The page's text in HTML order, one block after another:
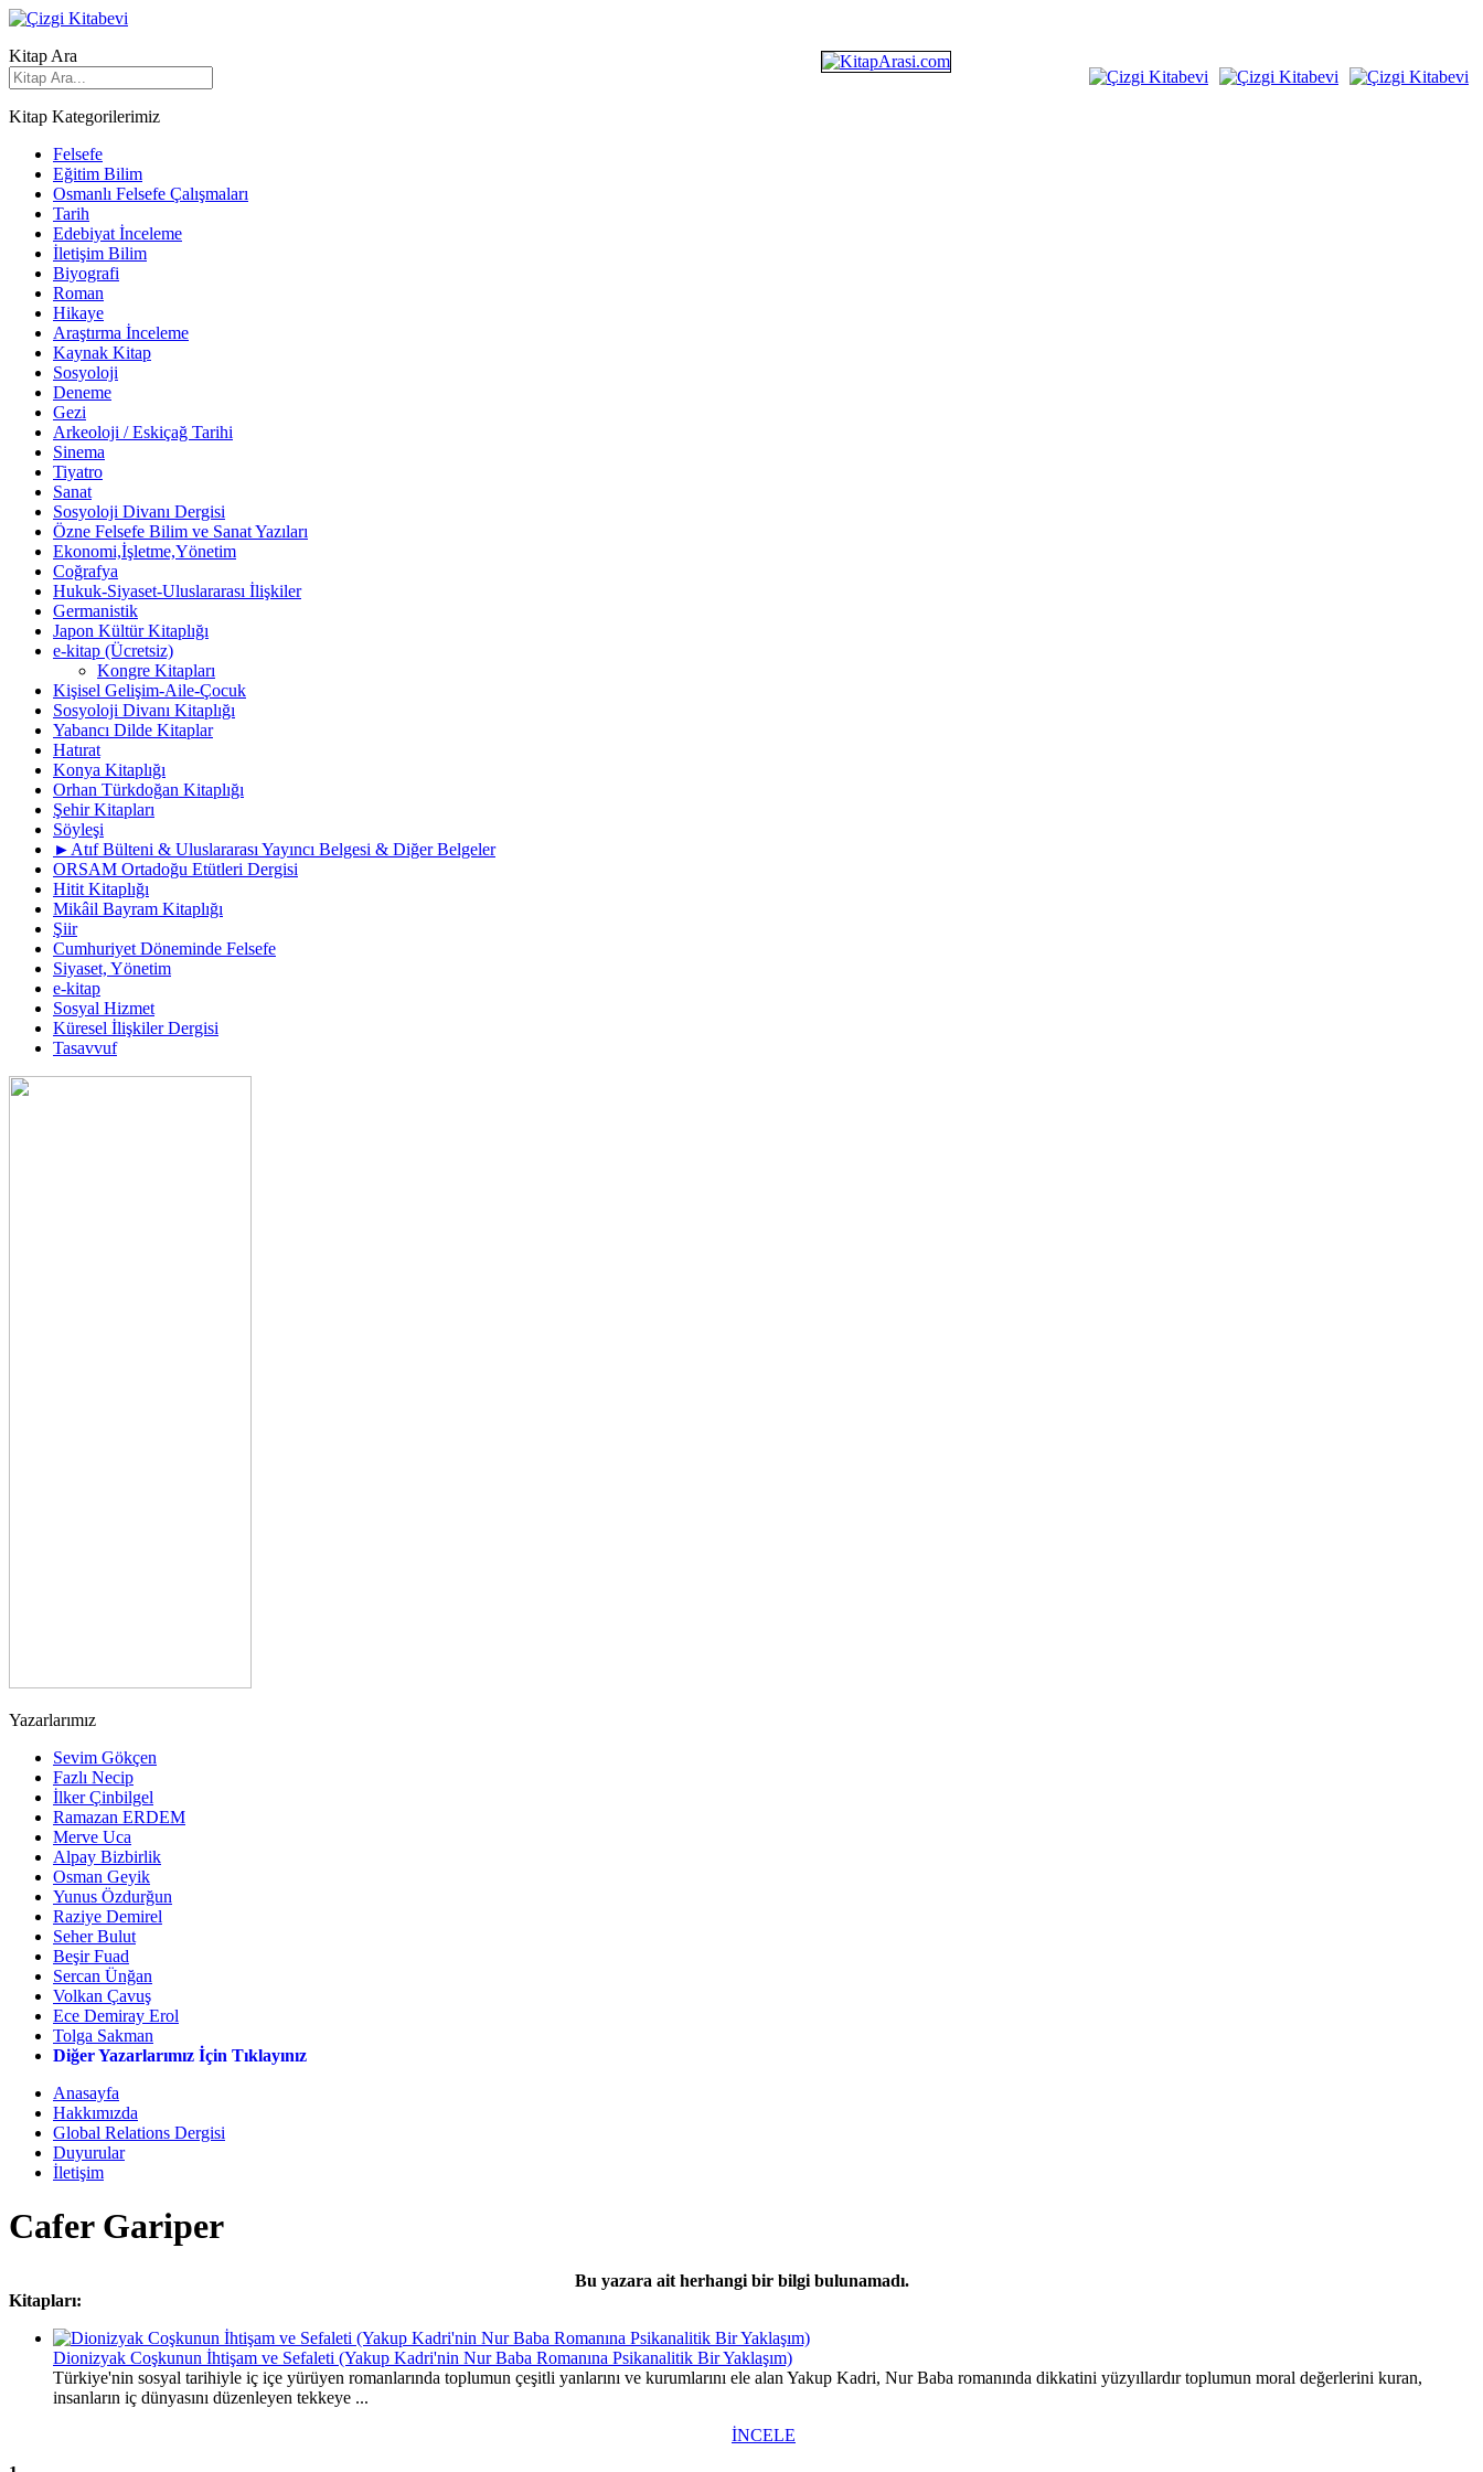
Kitap Ara
Kitap Kategorilerimiz
Felsefe
Eğitim Bilim
Osmanlı Felsefe Çalışmaları
Tarih
Edebiyat İnceleme
İletişim Bilim
Biyografi
Roman
Hikaye
Araştırma İnceleme
Kaynak Kitap
Sosyoloji
Deneme
Gezi
Arkeoloji / Eskiçağ Tarihi
Sinema
Tiyatro
Sanat
Sosyoloji Divanı Dergisi
Özne Felsefe Bilim ve Sanat Yazıları
Ekonomi,İşletme,Yönetim
Coğrafya
Hukuk-Siyaset-Uluslararası İlişkiler
Germanistik
Japon Kültür Kitaplığı
e-kitap (Ücretsiz)
Kongre Kitapları
Kişisel Gelişim-Aile-Çocuk
Sosyoloji Divanı Kitaplığı
Yabancı Dilde Kitaplar
Hatırat
Konya Kitaplığı
Orhan Türkdoğan Kitaplığı
Şehir Kitapları
Söyleşi
►Atıf Bülteni & Uluslararası Yayıncı Belgesi & Diğer Belgeler
ORSAM Ortadoğu Etütleri Dergisi
Hitit Kitaplığı
Mikâil Bayram Kitaplığı
Şiir
Cumhuriyet Döneminde Felsefe
Siyaset, Yönetim
e-kitap
Sosyal Hizmet
Küresel İlişkiler Dergisi
Tasavvuf
Yazarlarımız
Sevim Gökçen
Fazlı Necip
İlker Çinbilgel
Ramazan ERDEM
Merve Uca
Alpay Bizbirlik
Osman Geyik
Yunus Özdurğun
Raziye Demirel
Seher Bulut
Beşir Fuad
Sercan Ünğan
Volkan Çavuş
Ece Demiray Erol
Tolga Sakman
Diğer Yazarlarımız İçin Tıklayınız
Anasayfa
Hakkımızda
Global Relations Dergisi
Duyurular
İletişim
Cafer Gariper
Bu yazara ait herhangi bir bilgi bulunamadı.
Kitapları:
Dionizyak Coşkunun İhtişam ve Sefaleti (Yakup Kadri'nin Nur Baba Romanına Psikanalitik Bir Yaklaşım)
Türkiye'nin sosyal tarihiyle iç içe yürüyen romanlarında toplumun çeşitli yanlarını ve kurumlarını ele alan Yakup Kadri, Nur Baba romanında dikkatini yüzyıllardır toplumun moral değerlerini kuran,
insanların iç dünyasını düzenleyen tekkeye ...
İNCELE